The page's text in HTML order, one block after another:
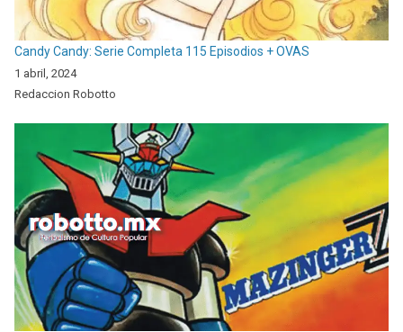
Candy Candy: Serie Completa 115 Episodios + OVAS
1 abril, 2024
Redaccion Robotto